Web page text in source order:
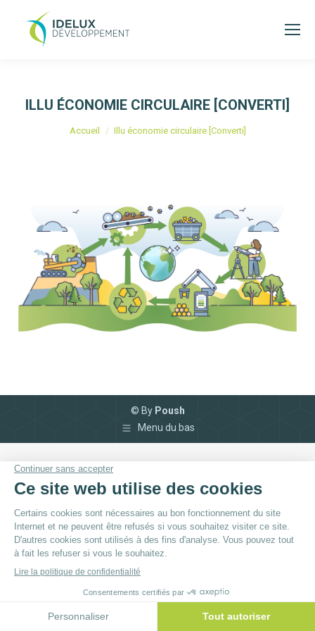
ILLU ÉCONOMIE CIRCULAIRE [CONVERTI]
Vous êtes ici :
Accueil Illu économie circulaire [Converti]
© By Poush
Menu du bas